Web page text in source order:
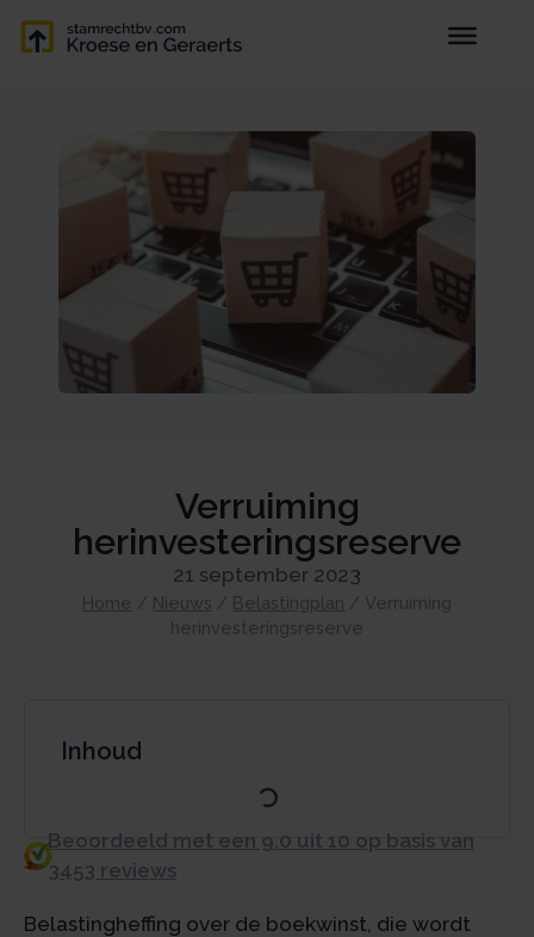
Verruiming
herinvesteringsreserve
21 september 2023
Home / Nieuws / Belastingplan / Verruiming
herinvesteringsreserve
Inhoud
Beoordeeld met een 9.0 uit 10 op basis van
3453 reviews
Belastingheffing over de boekwinst, die wordt